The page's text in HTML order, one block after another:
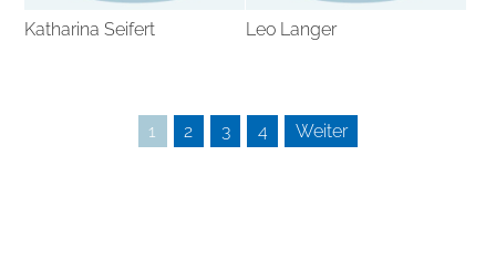
Katharina Seifert Leo Langer
1 2 3 4 Weiter